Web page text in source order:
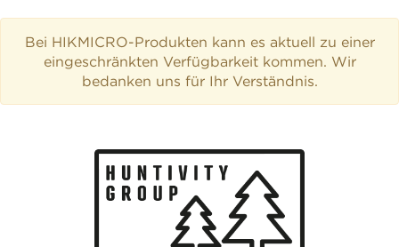
Bei HIKMICRO-Produkten kann es aktuell zu einer
eingeschränkten Verfügbarkeit kommen. Wir
bedanken uns für Ihr Verständnis.